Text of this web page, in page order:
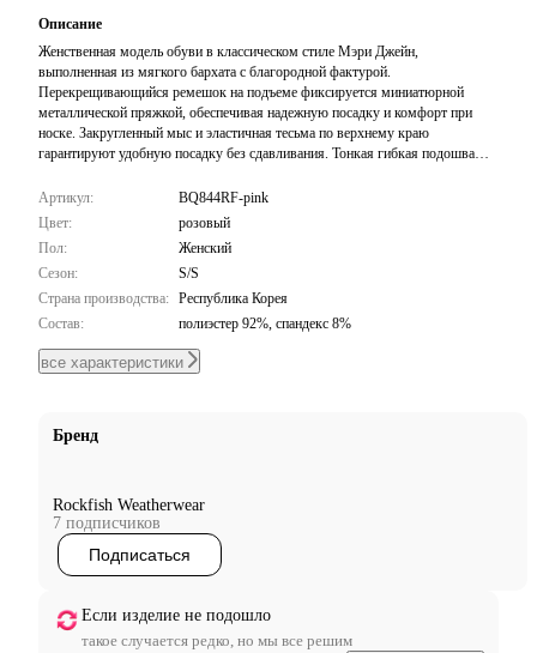
Описание
Женственная модель обуви в классическом стиле Мэри Джейн,
выполненная из мягкого бархата с благородной фактурой.
Перекрещивающийся ремешок на подъеме фиксируется миниатюрной
металлической пряжкой, обеспечивая надежную посадку и комфорт при
носке. Закругленный мыс и эластичная тесьма по верхнему краю
гарантируют удобную посадку без сдавливания. Тонкая гибкая подошва
части расположена фирменная бирка с логотипом бренда. Универсальная
обувь на плоском ходу, которая станет изящным дополнением как
повседневных, так и более нарядных образов в сочетании с платьями,
юбками или укороченными брюками.
Артикул:
BQ844RF-pink
Цвет:
розовый
Пол:
Женский
Сезон:
S/S
Страна производства: Республика Корея
Состав:
полиэстер 92%, спандекс 8%
все характеристики
Бренд
Rockfish Weatherwear
7 подписчиков
Подписаться
Если изделие не подошло
такое случается редко, но мы все решим